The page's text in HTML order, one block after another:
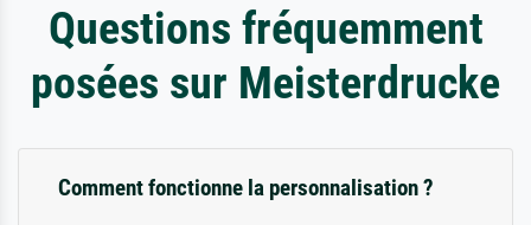
Questions fréquemment
posées sur Meisterdrucke
Comment fonctionne la personnalisation ?